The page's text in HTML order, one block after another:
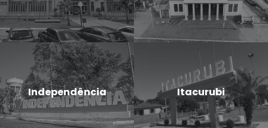
Independência Itacurubi